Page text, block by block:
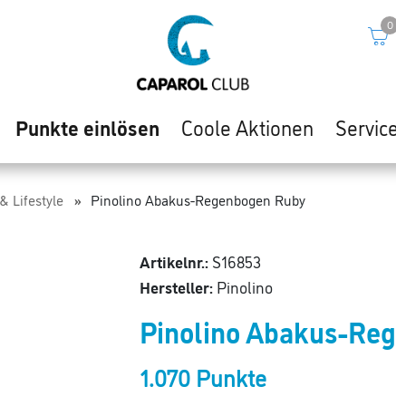
0
Punkte einlösen Coole Aktionen
Lifestyle Pinolino Abakus-Regenbogen Ruby
Artikelnr.: S16853
Hersteller: Pinolino
Pinolino Abakus-
1.070 Punkte